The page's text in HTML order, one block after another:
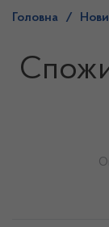
Головна /